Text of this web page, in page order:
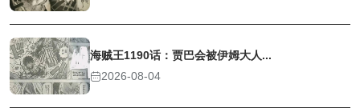
海贼王1190话：贾巴会被伊姆大人...
2026-08-04